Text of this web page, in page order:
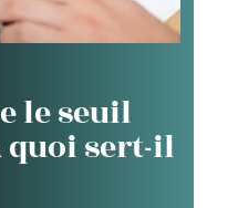
le seuil
quoi sert-il